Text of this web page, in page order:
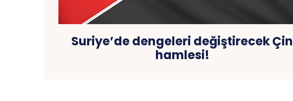
Suriye’de dengeleri değiştirecek Çin
hamlesi!